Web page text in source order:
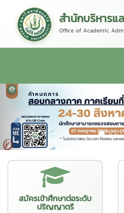
สำนักบริหารแ
Office of Academic
สมัครเข้าศึกษาต่อระดับ
ปริญญาตรี